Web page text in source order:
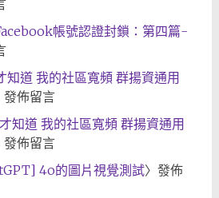
帳號認證封鎖：第四篇-
知道 我的社區寬頻 群揚資通用
發佈留言
知道 我的社區寬頻 群揚資通用
發佈留言
4o的圖片視覺測試〉發佈